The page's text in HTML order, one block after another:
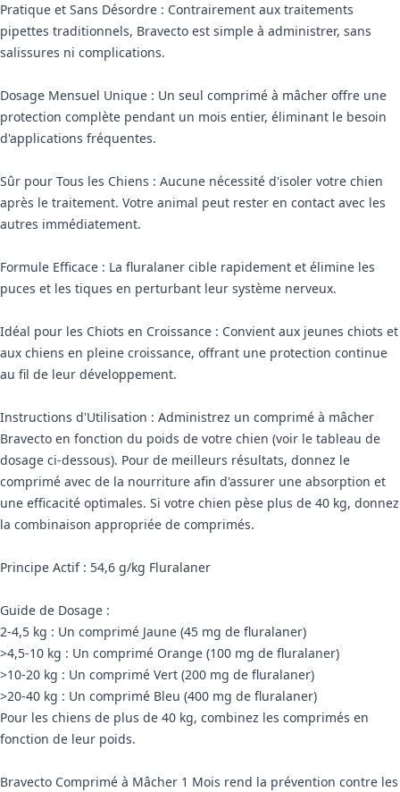
Pratique et Sans Désordre : Contrairement aux traitements
pipettes traditionnels, Bravecto est simple à administrer, sans
salissures ni complications.
Dosage Mensuel Unique : Un seul comprimé à mâcher offre une
protection complète pendant un mois entier, éliminant le besoin
d'applications fréquentes.
Sûr pour Tous les Chiens : Aucune nécessité d'isoler votre chien
après le traitement. Votre animal peut rester en contact avec les
autres immédiatement.
Formule Efficace : La fluralaner cible rapidement et élimine les
puces et les tiques en perturbant leur système nerveux.
Idéal pour les Chiots en Croissance : Convient aux jeunes chiots et
aux chiens en pleine croissance, offrant une protection continue
au fil de leur développement.
Instructions d'Utilisation : Administrez un comprimé à mâcher
Bravecto en fonction du poids de votre chien (voir le tableau de
dosage ci-dessous). Pour de meilleurs résultats, donnez le
comprimé avec de la nourriture afin d'assurer une absorption et
une efficacité optimales. Si votre chien pèse plus de 40 kg, donnez
la combinaison appropriée de comprimés.
Principe Actif : 54,6 g/kg Fluralaner
Guide de Dosage :
2-4,5 kg : Un comprimé Jaune (45 mg de fluralaner)
>4,5-10 kg : Un comprimé Orange (100 mg de fluralaner)
>10-20 kg : Un comprimé Vert (200 mg de fluralaner)
>20-40 kg : Un comprimé Bleu (400 mg de fluralaner)
Pour les chiens de plus de 40 kg, combinez les comprimés en
fonction de leur poids.
Bravecto Comprimé à Mâcher 1 Mois rend la prévention contre les